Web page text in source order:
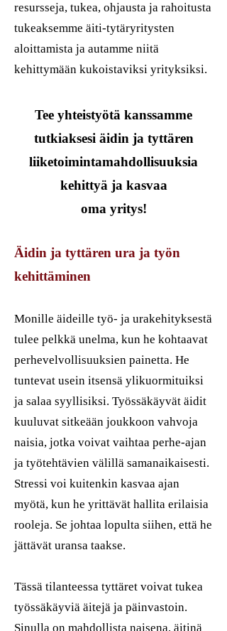
resursseja, tukea, ohjausta ja rahoitusta
tukeaksemme äiti-tytäryritysten
aloittamista ja autamme niitä
kehittymään kukoistaviksi yrityksiksi.
Tee yhteistyötä kanssamme
tutkiaksesi äidin ja tyttären
liiketoimintamahdollisuuksia
kehittyä ja kasvaa
oma yritys!
Äidin ja tyttären ura ja työn
kehittäminen
Monille äideille työ- ja urakehityksestä
tulee pelkkä unelma, kun he kohtaavat
perhevelvollisuuksien painetta. He
tuntevat usein itsensä ylikuormituiksi
ja salaa syyllisiksi. Työssäkäyvät äidit
kuuluvat sitkeään joukkoon vahvoja
naisia, jotka voivat vaihtaa perhe-ajan
ja työtehtävien välillä samanaikaisesti.
Stressi voi kuitenkin kasvaa ajan
myötä, kun he yrittävät hallita erilaisia
rooleja. Se johtaa lopulta siihen, että he
jättävät uransa taakse.
Tässä tilanteessa tyttäret voivat tukea
työssäkäyviä äitejä ja päinvastoin.
Sinulla on mahdollista naisena, äitinä